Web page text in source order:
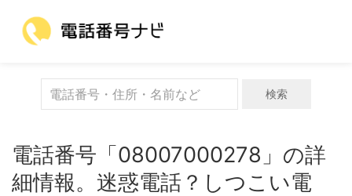
検索
電話番号「08007000278」の詳
細情報。迷惑電話？しつこい電